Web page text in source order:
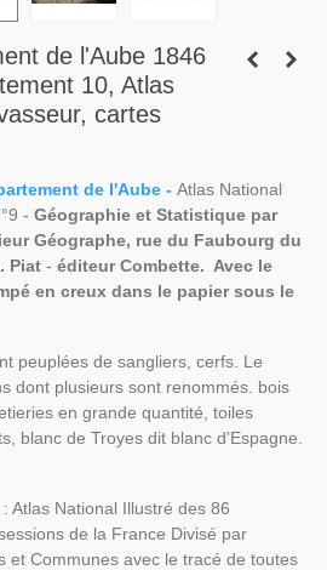
de l'Aube 1846
10, Atlas
cartes
de l'Aube - Atlas National
- Géographie et Statistique par
Géographe, rue du Faubourg du
Piat - éditeur Combette. Avec le
en creux dans le papier sous le
peuplées de sangliers, cerfs. Le
dont plusieurs sont renommés. bois
en grande quantité, toiles
blanc de Troyes dit blanc d'Espagne.
Atlas National Illustré des 86
de la France Divisé par
et Communes avec le tracé de toutes